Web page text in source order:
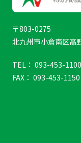
〒803-0275
北九州市小倉南区高
TEL： 093-453-1100
FAX： 093-453-1150